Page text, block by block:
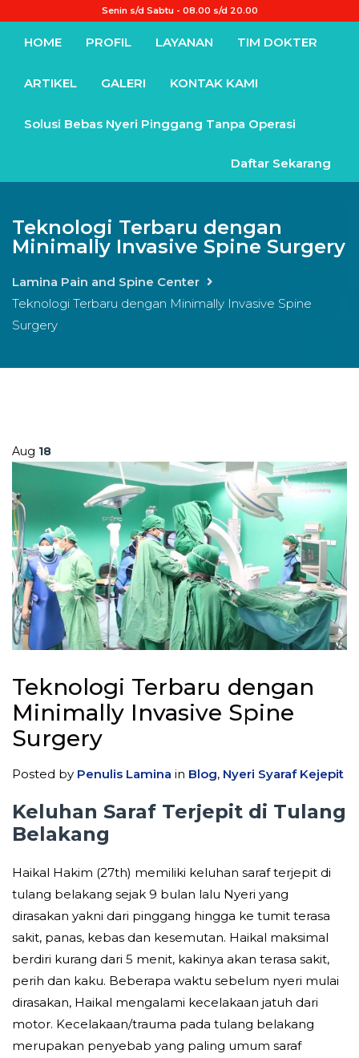
Senin s/d Sabtu - 08.00 s/d 20.00
HOME PROFIL LAYANAN TIM DOKTER
ARTIKEL GALERI KONTAK KAMI
Solusi Bebas Nyeri Pinggang Tanpa Operasi
Daftar Sekarang
Teknologi Terbaru dengan
Minimally Invasive Spine Surgery
Lamina Pain and Spine Center
Teknologi Terbaru dengan Minimally Invasive Spine
Surgery
Aug 18
Teknologi Terbaru dengan
Minimally Invasive Spine
Surgery
Posted by Penulis Lamina in Blog, Nyeri Syaraf Kejepit
Keluhan Saraf Terjepit di Tulang
Belakang
Haikal Hakim (27th) memiliki keluhan saraf terjepit di
tulang belakang sejak 9 bulan lalu Nyeri yang
dirasakan yakni dari pinggang hingga ke tumit terasa
sakit, panas, kebas dan kesemutan. Haikal maksimal
berdiri kurang dari 5 menit, kakinya akan terasa sakit,
perih dan kaku. Beberapa waktu sebelum nyeri mulai
dirasakan, Haikal mengalami kecelakaan jatuh dari
motor. Kecelakaan/trauma pada tulang belakang
merupakan penyebab yang paling umum saraf